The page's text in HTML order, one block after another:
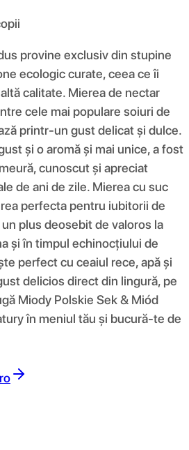
provine exclusiv din stupine
ecologic curate, ceea ce îi
calitate. Mierea de nectar
cele mai populare soiuri de
printr-un gust delicat și dulce.
și o aromă și mai unice, a fost
cunoscut și apreciat
de ani de zile. Mierea cu suc
perfecta pentru iubitorii de
plus deosebit de valoros la
și în timpul echinocțiului de
perfect cu ceaiul rece, apă și
delicios direct din lingură, pe
Miody Polskie Sek & Miód
în meniul tău și bucură-te de